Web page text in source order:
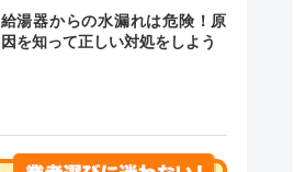
給湯器からの水漏れは危険！原
因を知って正しい対処をしよう